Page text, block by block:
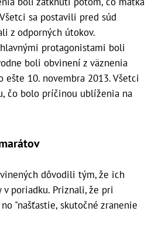
sa postavili pred súd
z odporných útokov.
protagonistami boli
boli obvinení z väznenia
ešte 10. novembra 2013. Všetci
čo bolo príčinou ublíženia na
dôvodili tým, že ich
poriadku. Priznali, že pri
"našťastie, skutočné zranenie